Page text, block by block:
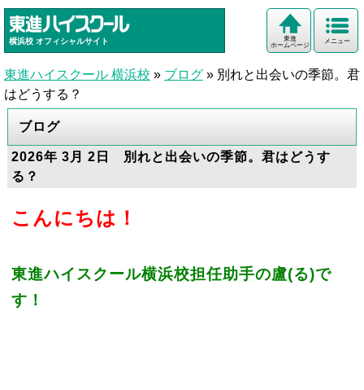
横浜校 オフィシャルサイト メニュー
東進
ホームページ
東進ハイスクール 横浜校 » ブログ » 別れと出会いの季節。君
はどうする？
ブログ
2026年 3月 2日 別れと出会いの季節。君はどうす
る？
こんにちは！
東進ハイスクール横浜校担任助手の盧(る)で
す！